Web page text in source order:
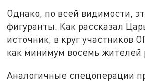
Однако, по всей видимости,
фигуранты. Как рассказал
источник, в круг участников
как минимум восемь жителей
Аналогичные спецоперации